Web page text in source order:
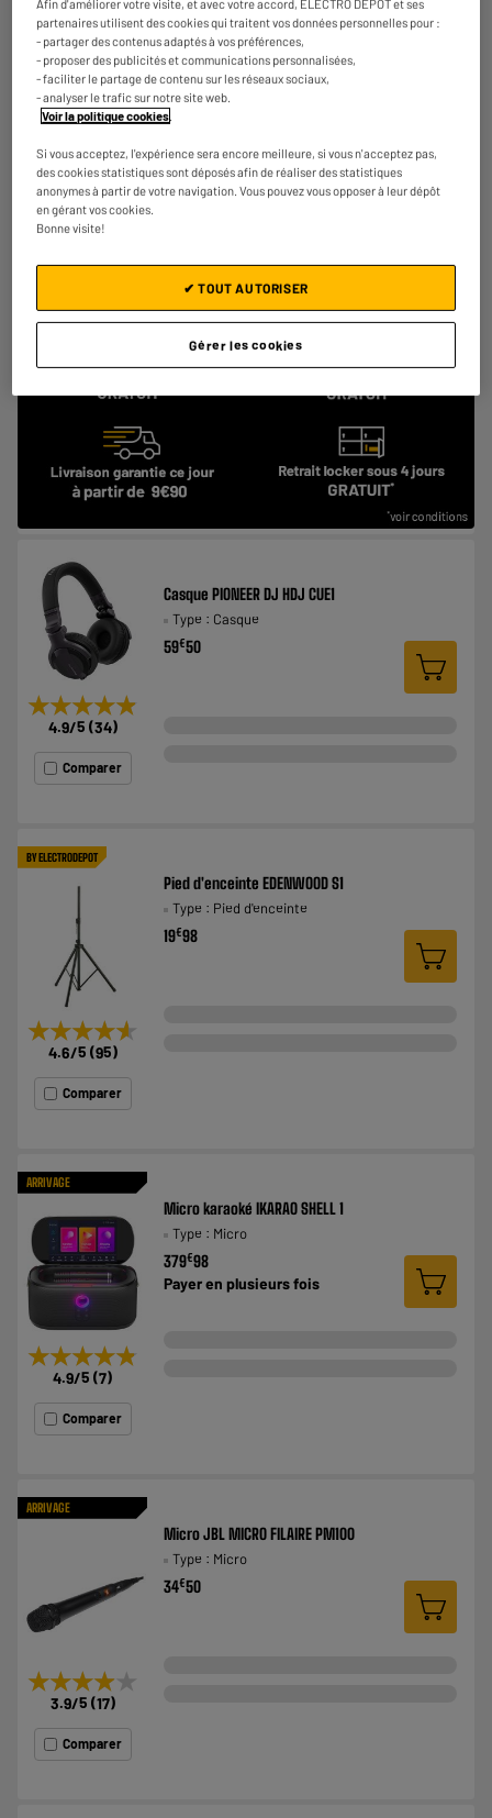
BY ELECTRODEPOT
★★★★★
★★★★★
4.6/5(63)
Trépied EDENWOOD LIGHT STAND BL02
Type : Trépied
39 98
★★★★★
★★★★★
4.9/5 (34)
Comparer
Casque PIONEER DJ HDJ CUE1
Type : Casque
59€50
BY ELECTRODEPOT
★★★★★
★★★★★
4.6/5 (95)
Comparer
Pied d'enceinte EDENWOOD S1
Type : Pied d'enceinte
19€98
ARRIVAGE
★★★★★
★★★★★
4.9/5 (7)
Comparer
Micro karaoké IKARAO SHELL 1
Type : Micro
379€98
Payer en plusieurs fois
ARRIVAGE
★★★★★
★★★★★
3.9/5 (17)
Comparer
Micro JBL MICRO FILAIRE PM100
Type : Micro
34€50
Afin d'améliorer votre visite, et avec votre accord, ELECTRO DEPOT et ses
partenaires utilisent des cookies qui traitent vos données personnelles pour :
- partager des contenus adaptés à vos préférences,
- proposer des publicités et communications personnalisées,
- faciliter le partage de contenu sur les réseaux sociaux,
- analyser le trafic sur notre site web.
Voir la politique cookies.
Si vous acceptez, l'expérience sera encore meilleure, si vous n'acceptez pas,
des cookies statistiques sont déposés afin de réaliser des statistiques
anonymes à partir de votre navigation. Vous pouvez vous opposer à leur dépôt
en gérant vos cookies.
Bonne visite!
Gérer les cookies
✔ TOUT AUTORISER